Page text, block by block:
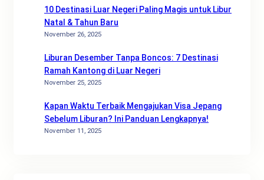
10 Destinasi Luar Negeri Paling Magis untuk Libur
Natal & Tahun Baru
November 26, 2025
Liburan Desember Tanpa Boncos: 7 Destinasi
Ramah Kantong di Luar Negeri
November 25, 2025
Kapan Waktu Terbaik Mengajukan Visa Jepang
Sebelum Liburan? Ini Panduan Lengkapnya!
November 11, 2025